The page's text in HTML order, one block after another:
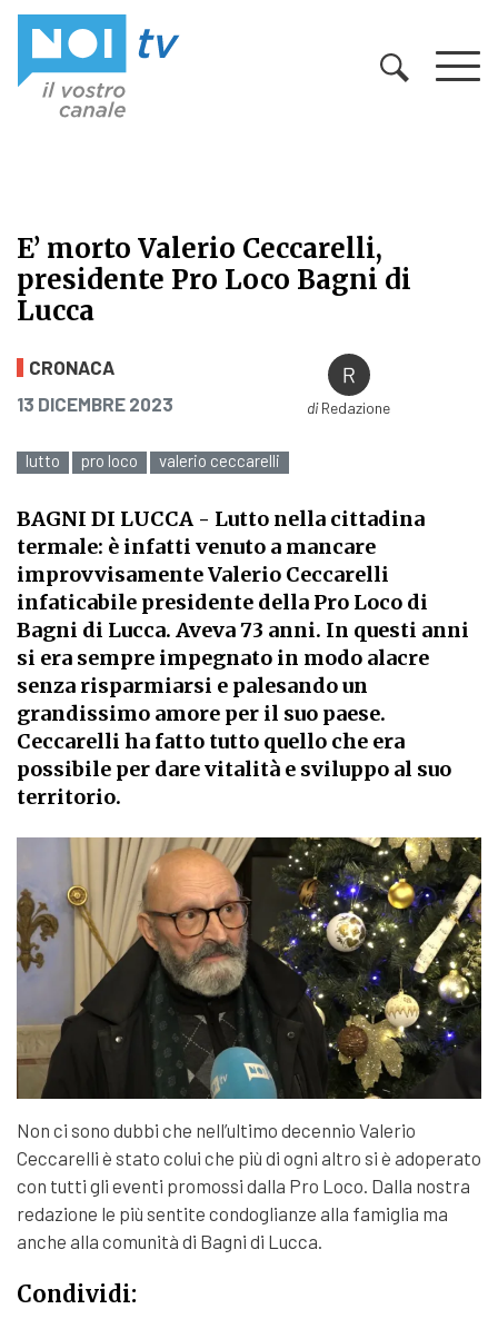
E’ morto Valerio Ceccarelli,
presidente Pro Loco Bagni di
Lucca
E’ morto Valerio Ceccarelli,
CRONACA
PUBBLICATO IL
13 DICEMBRE 2023 diRedazione
lutto pro loco valerio ceccarelli
BAGNI DI LUCCA - Lutto nella cittadina
termale: è infatti venuto a mancare
improvvisamente Valerio Ceccarelli
infaticabile presidente della Pro Loco di
Bagni di Lucca. Aveva 73 anni. In questi anni
si era sempre impegnato in modo alacre
senza risparmiarsi e palesando un
grandissimo amore per il suo paese.
Ceccarelli ha fatto tutto quello che era
possibile per dare vitalità e sviluppo al suo
territorio.
Non ci sono dubbi che nell’ultimo decennio Valerio
Ceccarelli è stato colui che più di ogni altro si è adoperato
con tutti gli eventi promossi dalla Pro Loco. Dalla nostra
redazione le più sentite condoglianze alla famiglia ma
anche alla comunità di Bagni di Lucca.
Condividi: